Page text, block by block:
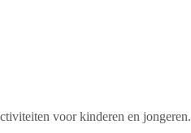
voor kinderen en jongeren.